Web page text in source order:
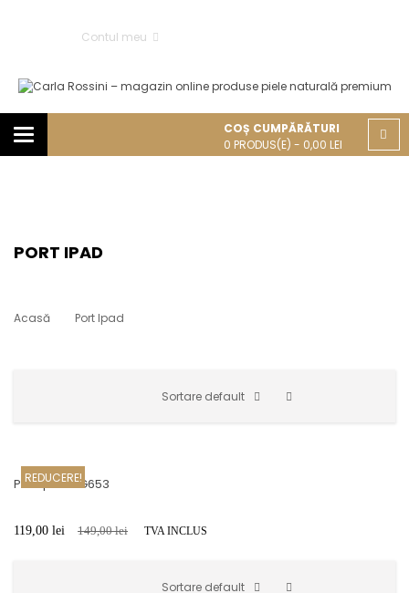
Contul meu
Categories
COȘ CUMPĂRĂTURI
0 PRODUS(E) - 0,00 LEI
PORT IPAD
Acasă Port Ipad
Sortare default
REDUCERE!
Port Ipad VG653
149,00lei
119,00 lei TVA INCLUS
Sortare default